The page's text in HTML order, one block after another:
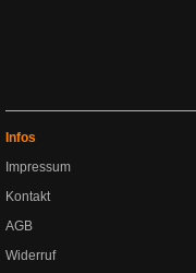
Infos
Impressum
Kontakt
AGB
Widerruf